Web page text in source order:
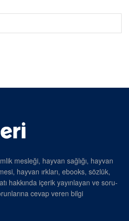
mesleği, hayvan sağlığı, hayvan
hayvan ırkları, ebooks, sözlük,
hakkında içerik yayınlayan ve soru-
cevap veren bilgi